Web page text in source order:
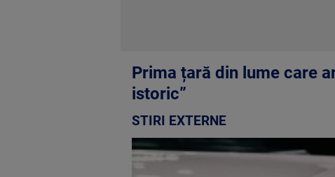
Prima țară din lume care
istoric”
STIRI EXTERNE